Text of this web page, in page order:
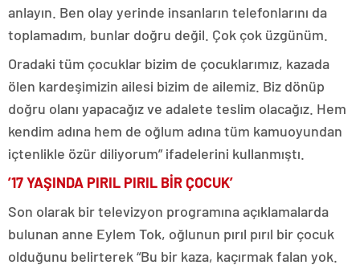
anlayın. Ben olay yerinde insanların telefonlarını da
toplamadım, bunlar doğru değil. Çok çok üzgünüm.
Oradaki tüm çocuklar bizim de çocuklarımız, kazada
ölen kardeşimizin ailesi bizim de ailemiz. Biz dönüp
doğru olanı yapacağız ve adalete teslim olacağız. Hem
kendim adına hem de oğlum adına tüm kamuoyundan
içtenlikle özür diliyorum” ifadelerini kullanmıştı.
’17 YAŞINDA PIRIL PIRIL BİR ÇOCUK’
Son olarak bir televizyon programına açıklamalarda
bulunan anne Eylem Tok, oğlunun pırıl pırıl bir çocuk
olduğunu belirterek “Bu bir kaza, kaçırmak falan yok.